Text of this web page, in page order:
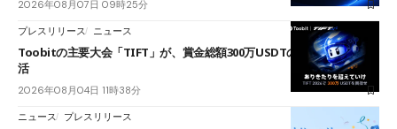
2026年08月07日 09時25分
プレスリリース ニュース
Toobitの主要大会「TIFT」が、賞金総額300万USDTのレースとして復
活
2026年08月04日 11時38分
ニュース プレスリリース